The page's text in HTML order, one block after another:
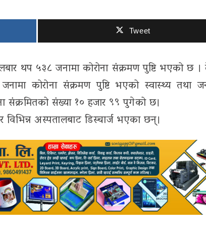
Tweet
थप ५३८ जनामा कोरोना संक्रमण पुष्टि भएको छ
कोरोना संक्रमण पुष्टि भएको स्वास्थ्य तथा
संक्रमितको संख्या १० हजार ९९ पुगेको छ।
अस्पतालबाट डिस्चार्ज भएका छन्।